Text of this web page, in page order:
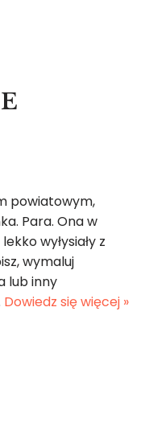
powiatowym,
Para. Ona w
wyłysiały z
wymaluj
lub inny
Dowiedz się więcej »